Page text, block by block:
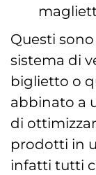
Questi
sistema di
biglietto o
abbinato a
di
prodotti in
infatti tutti